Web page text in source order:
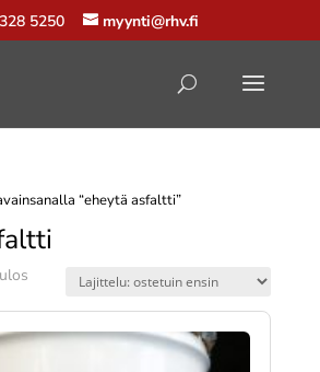
5250 myynti@rhv.fi
“eheytä asfaltti”